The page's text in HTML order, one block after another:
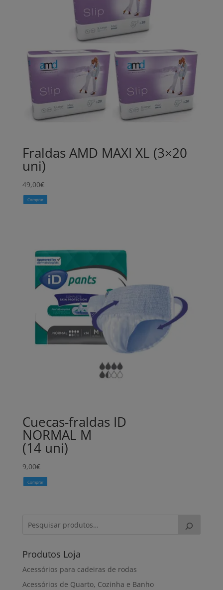
Fraldas AMD MAXI XL (3×20
uni)
49,00€
Comprar
Cuecas-fraldas ID
NORMAL M
(14 uni)
9,00€
Comprar
Produtos Loja
Acessórios para cadeiras de rodas
Acessórios de Quarto, Cozinha e Banho